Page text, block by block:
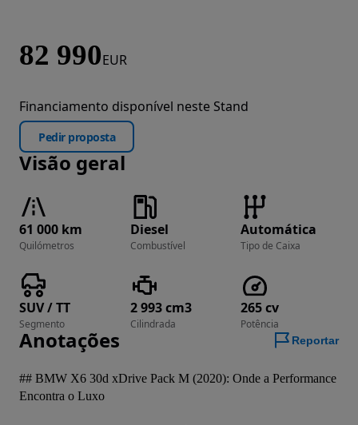
82 990EUR
Financiamento disponível neste Stand
Pedir proposta
Visão geral
61 000 km
Quilómetros
Diesel
Combustível
Automática
Tipo de Caixa
SUV / TT
Segmento
2 993 cm3
Cilindrada
265 cv
Potência
Anotações Reportar
## BMW X6 30d xDrive Pack M (2020): Onde a Performance
Encontra o Luxo